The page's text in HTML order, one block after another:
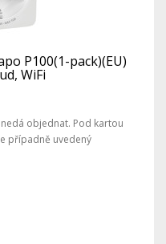
P100(1-pack)(EU)
WiFi
objednat. Pod kartou
případně uvedený